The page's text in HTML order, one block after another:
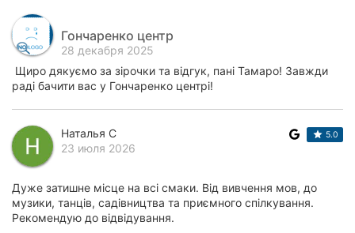
Гончаренко центр
28 декабря 2025
Щиро дякуємо за зірочки та відгук, пані Тамаро! Завжди
раді бачити вас у Гончаренко центрі!
Наталья С
23 июля 2026
5.0
Дуже затишне місце на всі смаки. Від вивчення мов, до
музики, танців, садівництва та приємного спілкування.
Рекомендую до відвідування.